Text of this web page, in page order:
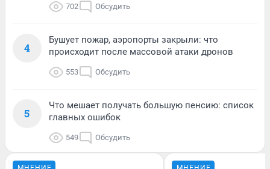
702 Обсудить
4
Бушует пожар, аэропорты закрыли: что
происходит после массовой атаки дронов
553 Обсудить
5
Что мешает получать большую пенсию: список
главных ошибок
549 Обсудить